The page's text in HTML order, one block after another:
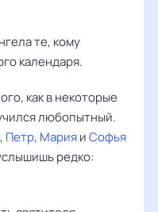
те, кому
календаря.
как в некоторые
любопытный.
, Петр, МарияиСофья
редко: